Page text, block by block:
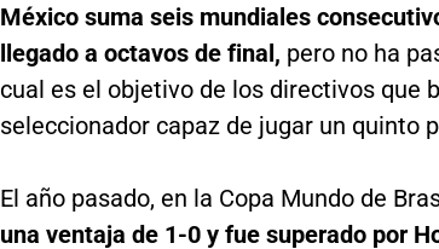
México suma seis mundiales
llegado a octavos de final, pero no ha
cual es el objetivo de los directivos que
seleccionador capaz de jugar un quinto
El año pasado, en la Copa Mundo de
una ventaja de 1-0 y fue superado por